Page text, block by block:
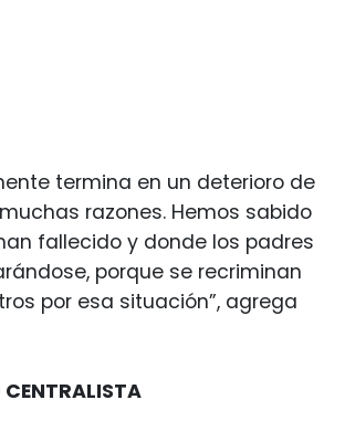
termina en un deterioro de
razones. Hemos sabido
fallecido y donde los padres
porque se recriminan
por esa situación”, agrega
CENTRALISTA